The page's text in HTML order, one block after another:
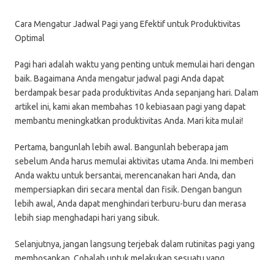
Cara Mengatur Jadwal Pagi yang Efektif untuk Produktivitas
Optimal
Pagi hari adalah waktu yang penting untuk memulai hari dengan
baik. Bagaimana Anda mengatur jadwal pagi Anda dapat
berdampak besar pada produktivitas Anda sepanjang hari. Dalam
artikel ini, kami akan membahas 10 kebiasaan pagi yang dapat
membantu meningkatkan produktivitas Anda. Mari kita mulai!
Pertama, bangunlah lebih awal. Bangunlah beberapa jam
sebelum Anda harus memulai aktivitas utama Anda. Ini memberi
Anda waktu untuk bersantai, merencanakan hari Anda, dan
mempersiapkan diri secara mental dan fisik. Dengan bangun
lebih awal, Anda dapat menghindari terburu-buru dan merasa
lebih siap menghadapi hari yang sibuk.
Selanjutnya, jangan langsung terjebak dalam rutinitas pagi yang